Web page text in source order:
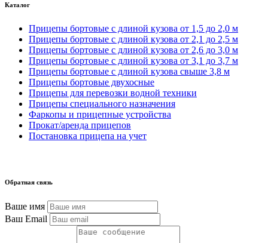
Каталог
Прицепы бортовые с длиной кузова от 1,5 до 2,0 м
Прицепы бортовые с длиной кузова от 2,1 до 2,5 м
Прицепы бортовые с длиной кузова от 2,6 до 3,0 м
Прицепы бортовые с длиной кузова от 3,1 до 3,7 м
Прицепы бортовые с длиной кузова свыше 3,8 м
Прицепы бортовые двухосные
Прицепы для перевозки водной техники
Прицепы специального назначения
Фаркопы и прицепные устройства
Прокат/аренда прицепов
Постановка прицепа на учет
Обратная связь
Ваше имя
Ваш Email